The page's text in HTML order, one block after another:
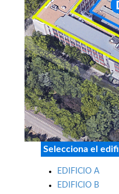
Selecciona el
EDIFICIO A
EDIFICIO B